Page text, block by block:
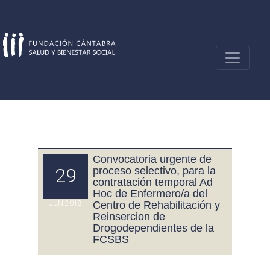
content
29
JUN 2018
Convocatoria urgente de
proceso selectivo, para la
contratación temporal Ad
Hoc de Enfermero/a del
Centro de Rehabilitación y
Reinsercion de
Drogodependientes de la
FCSBS